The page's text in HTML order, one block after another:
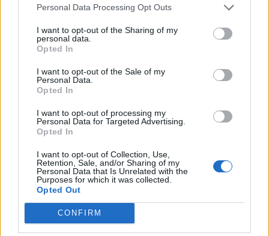
Personal Data Processing Opt Outs
I want to opt-out of the Sharing of my
personal data.
Opted In
I want to opt-out of the Sale of my
Personal Data.
Opted In
I want to opt-out of processing my
Personal Data for Targeted Advertising.
Opted In
I want to opt-out of Collection, Use,
Retention, Sale, and/or Sharing of my
Personal Data that Is Unrelated with the
Purposes for which it was collected.
Opted Out
CONFIRM